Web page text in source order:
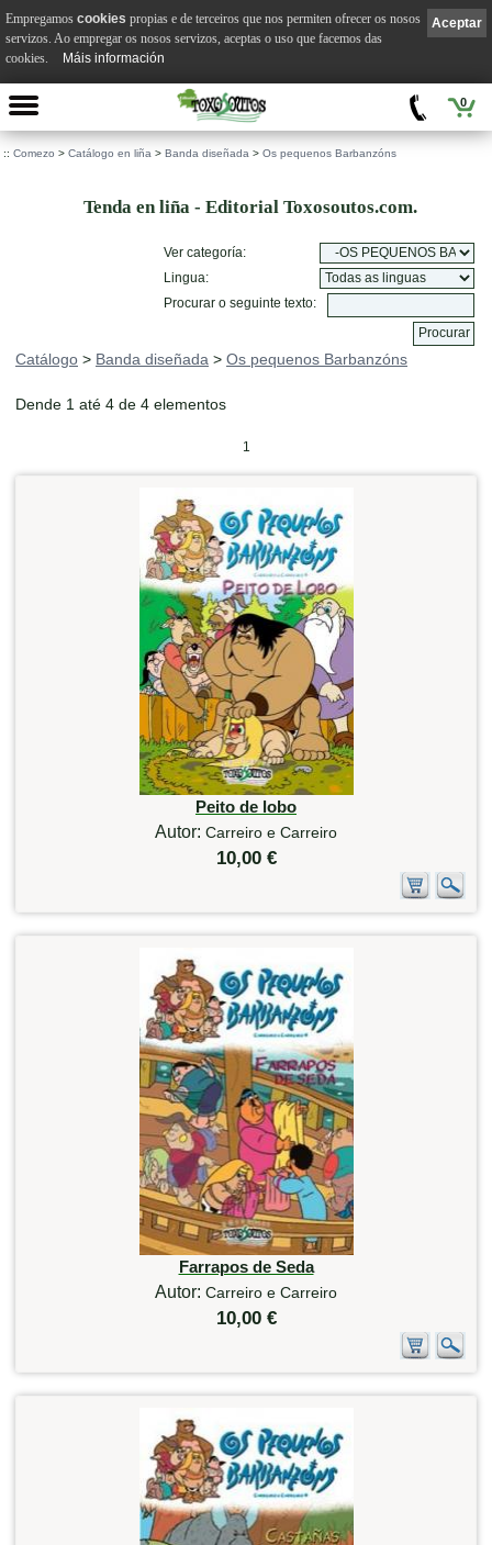
0
:: Comezo > Catálogo en liña > Banda diseñada > Os pequenos Barbanzóns
Tenda en liña - Editorial Toxosoutos.com.
Ver categoría:
Lingua:
Procurar o seguinte texto:
Catálogo > Banda diseñada > Os pequenos Barbanzóns
Dende 1 até 4 de 4 elementos
1
Peito de lobo
Autor: Carreiro e Carreiro
10,00 €
Farrapos de Seda
Autor: Carreiro e Carreiro
10,00 €
Aceptar
Empregamos cookies propias e de terceiros que nos permiten ofrecer os nosos
servizos. Ao empregar os nosos servizos, aceptas o uso que facemos das
cookies.
Máis información